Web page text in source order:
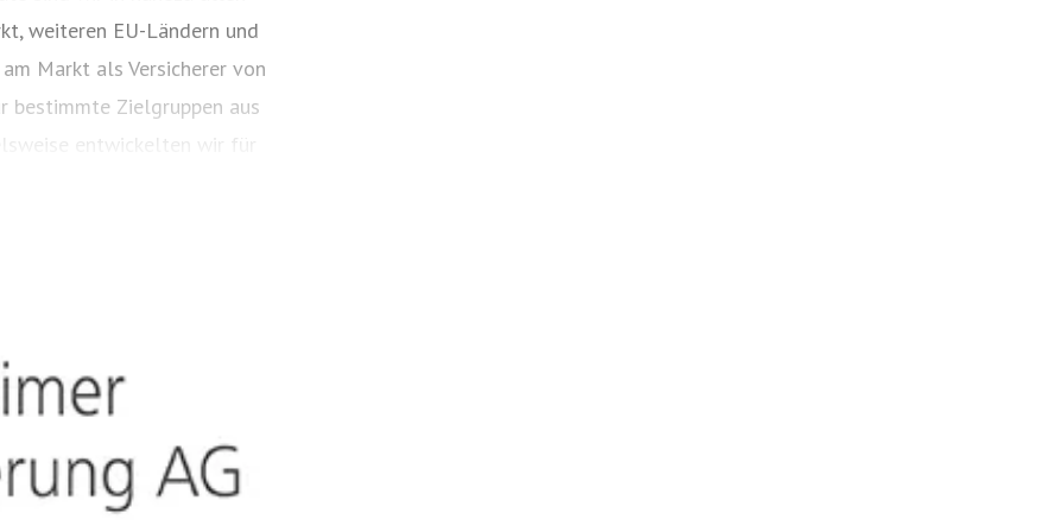
weiteren EU-Ländern und
Markt als Versicherer von
bestimmte Zielgruppen aus
entwickelten wir für
Diese tragen
und VALORIMA®.
wertvolle Gegenstände
besondere Gefahren.
Versicherungsschutz,
zu Verpackung,